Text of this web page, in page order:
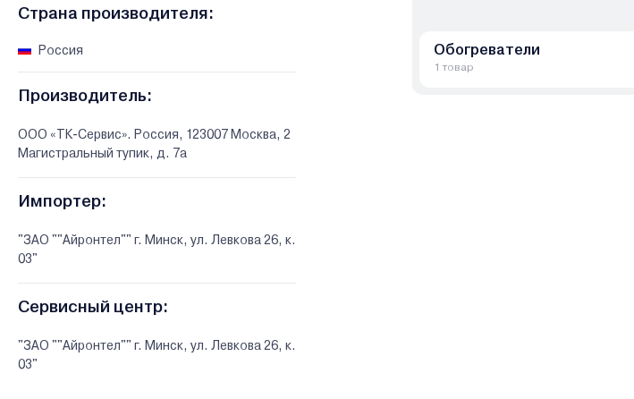
Страна производителя:
Россия
Производитель:
ООО «ТК-Сервис». Россия, 123007 Москва, 2
Магистральный тупик, д. 7а
Импортер:
"ЗАО ""Айронтел"" г. Минск, ул. Левкова 26, к.
03"
Сервисный центр:
"ЗАО ""Айронтел"" г. Минск, ул. Левкова 26, к.
03"
Обогреватели
1 товар